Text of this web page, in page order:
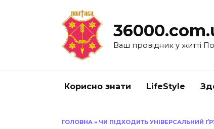
Ваш провідник у житті
Корисно знати LifeStyle
ГОЛОВНА » ЧИ ПІДХОДИТЬ УНІВЕРСАЛЬНИЙ